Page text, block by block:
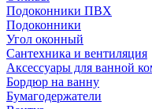
Подоконники ПВХ
Подоконники
Угол оконный
Сантехника и вентиляция
Аксессуары для ванной
Бордюр на ванну
Бумагодержатели